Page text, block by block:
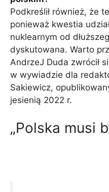
Podkreślił również, że
ponieważ kwestia
nuklearnym od
dyskutowana. Warto
AndrzeJ Duda zwrócił
w wywiadzie dla
Sakiewicz,
jesienią 2022 r.
„Polska musi